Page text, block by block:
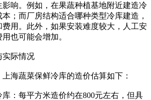
响。例如，在果蔬种植基地附近建造冷
；而厂房结构适合哪种类型冷库建造，
费用。此外，如果安装难度较大，人工安
也可能会增加。
际情况
蔬菜保鲜冷库的造价估算如下：
每平方米造价约在800元左右，但具